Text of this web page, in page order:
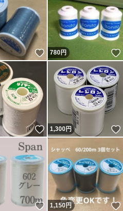
いいね！
780円
いいね！
1,300円
いいね！
1,150円